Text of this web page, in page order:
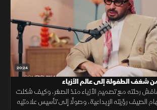
20:24
الطفولة إلى عالم الأزياء
رحلته مع تصميم الأزياء منذ الصغر، وكيف شكلت
الصيف رؤيته الإبداعية، وصولًا إلى تأسيس علامتيه